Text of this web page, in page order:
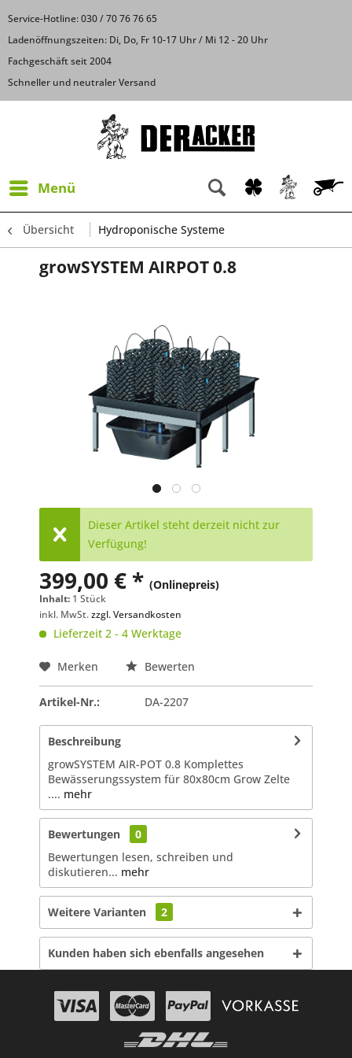
Service-Hotline: 030 / 70 76 76 65
Ladenöffnungszeiten: Di, Do, Fr 10-17 Uhr / Mi 12 - 20 Uhr
Fachgeschäft seit 2004
Schneller und neutraler Versand
Menü
Übersicht Hydroponische Systeme
growSYSTEM AIRPOT 0.8
Dieser Artikel steht derzeit nicht zur
Verfügung!
399,00 € * (Onlinepreis)
Inhalt: 1 Stück
inkl. MwSt.zzgl. Versandkosten
Lieferzeit 2 - 4 Werktage
Merken Bewerten
Artikel-Nr.: DA-2207
Beschreibung
growSYSTEM AIR-POT 0.8 Komplettes
Bewässerungssystem für 80x80cm Grow Zelte
.... mehr
Bewertungen
0
Bewertungen lesen, schreiben und
diskutieren... mehr
Weitere Varianten 2
Kunden haben sich ebenfalls angesehen